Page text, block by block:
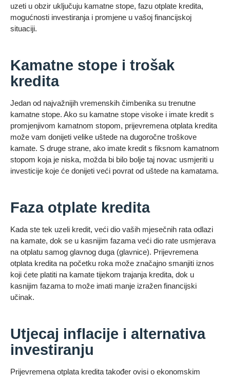
uzeti u obzir uključuju kamatne stope, fazu otplate kredita,
mogućnosti investiranja i promjene u vašoj financijskoj
situaciji.
Kamatne stope i trošak
kredita
Jedan od najvažnijih vremenskih čimbenika su trenutne
kamatne stope. Ako su kamatne stope visoke i imate kredit s
promjenjivom kamatnom stopom, prijevremena otplata kredita
može vam donijeti velike uštede na dugoročne troškove
kamate. S druge strane, ako imate kredit s fiksnom kamatnom
stopom koja je niska, možda bi bilo bolje taj novac usmjeriti u
investicije koje će donijeti veći povrat od uštede na kamatama.
Faza otplate kredita
Kada ste tek uzeli kredit, veći dio vaših mjesečnih rata odlazi
na kamate, dok se u kasnijim fazama veći dio rate usmjerava
na otplatu samog glavnog duga (glavnice). Prijevremena
otplata kredita na početku roka može značajno smanjiti iznos
koji ćete platiti na kamate tijekom trajanja kredita, dok u
kasnijim fazama to može imati manje izražen financijski
učinak.
Utjecaj inflacije i alternativa
investiranju
Prijevremena otplata kredita također ovisi o ekonomskim